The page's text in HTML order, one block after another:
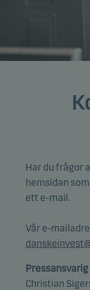
Har du frågor
hemsidan
ett e-mail.
Vår e-
Pressansvarig
Christian